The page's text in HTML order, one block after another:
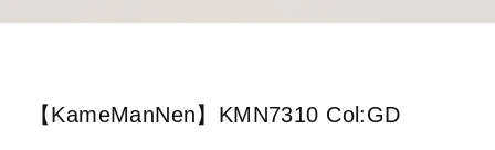
【KameManNen】KMN7310 Col:GD